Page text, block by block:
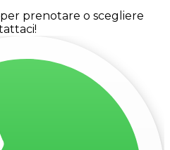
prenotare o scegliere